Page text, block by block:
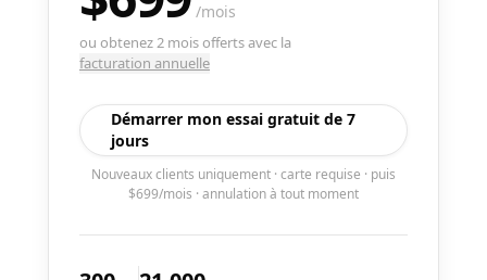
/mois
ou obtenez 2 mois offerts avec la
facturation annuelle
Démarrer mon essai gratuit de 7
jours
Nouveaux clients uniquement · carte requise · puis
$699/mois · annulation à tout moment